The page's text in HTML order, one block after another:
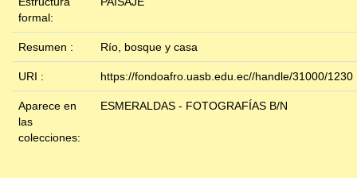
formal:
Resumen : Río, bosque y casa
URI : https://fondoafro.uasb.edu.ec//handle/31000/1230
Aparece en
las
colecciones:
ESMERALDAS - FOTOGRAFÍAS B/N